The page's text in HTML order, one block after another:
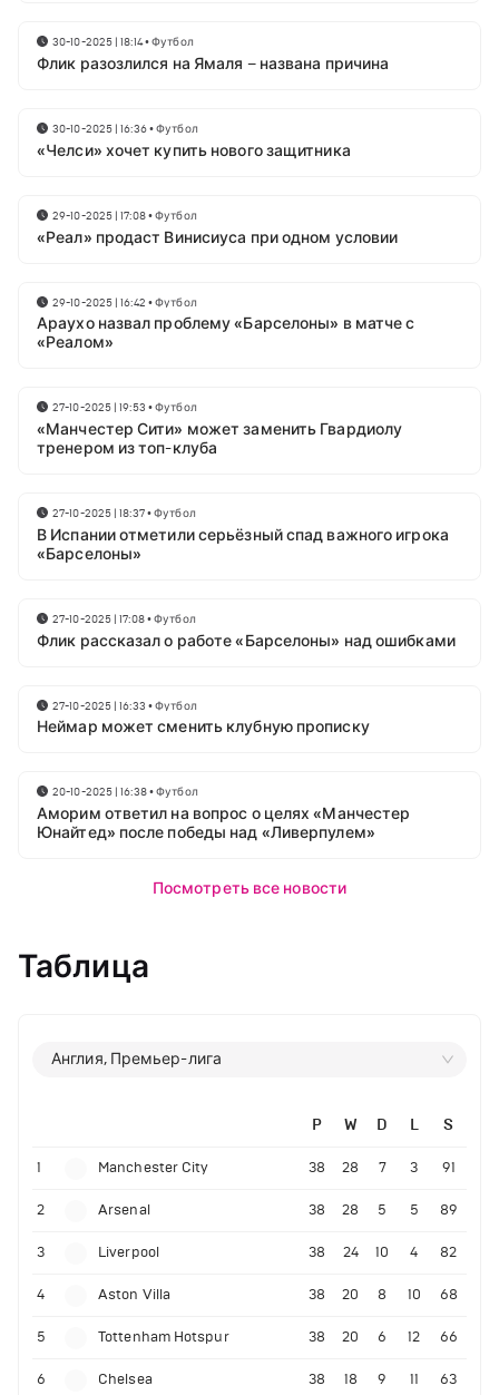
30-10-2025 | 18:14•Футбол
Флик разозлился на Ямаля – названа причина
30-10-2025 | 16:36•Футбол
«Челси» хочет купить нового защитника
29-10-2025 | 17:08•Футбол
«Реал» продаст Винисиуса при одном условии
29-10-2025 | 16:42 •Футбол
Араухо назвал проблему «Барселоны» в матче с
«Реалом»
27-10-2025 | 19:53 •Футбол
«Манчестер Сити» может заменить Гвардиолу
тренером из топ-клуба
27-10-2025 | 18:37•Футбол
В Испании отметили серьёзный спад важного игрока
«Барселоны»
27-10-2025 | 17:08•Футбол
Флик рассказал о работе «Барселоны» над ошибками
27-10-2025 | 16:33 •Футбол
Неймар может сменить клубную прописку
20-10-2025 | 16:38•Футбол
Аморим ответил на вопрос о целях «Манчестер
Юнайтед» после победы над «Ливерпулем»
Посмотреть все новости
Таблица
Англия, Премьер-лига
P W D L S
1 Manchester City 38 28 7 3 91
2 Arsenal 38 28 5 5 89
3 Liverpool 38 24 10 4 82
4 Aston Villa 38 20 8 10 68
5 Tottenham Hotspur 38 20 6 12 66
6 Chelsea 38 18 9 11 63